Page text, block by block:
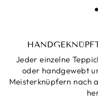
Jeder einzelne
oder handgewebt
Meisterknüpfern nach